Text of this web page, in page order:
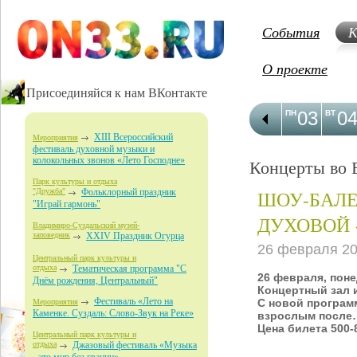
Присоединяйся к нам ВКонтакте
Мероприятия
XIII Всероссийский
фестиваль духовной музыки и
колокольных звонов «Лето Господне»
Парк культуры и отдыха
"Дружба"
Фольклорный праздник
"Играй гармонь"
Владимиро-Суздальский музей-
заповедник XXIV Праздник Огурца
Центральный парк культуры и
отдыха
Тематическая программа "С
Днём рождения, Центральный"
Мероприятия
Фестиваль «Лето на
Каменке. Суздаль: Слово-Звук на Реке»
Центральный парк культуры и
отдыха
Джазовый фестиваль «Музыка
События
О проекте
03
ПН 04
ВТ
Концерты во
ШОУ-
ДУХОВОЙ
26 февраля
26 февраля,
Концертный зал
С новой
взрослым
Цена билета 500-